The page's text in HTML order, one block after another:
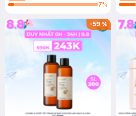
7%
-59%